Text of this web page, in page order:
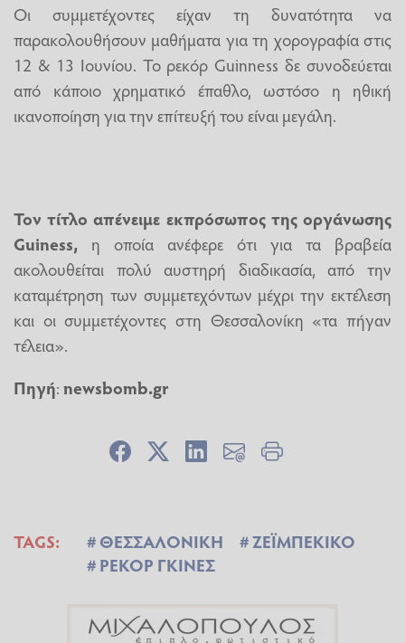
Οι συμμετέχοντες είχαν τη δυνατότητα να
παρακολουθήσουν μαθήματα για τη χορογραφία στις
12 & 13 Ιουνίου. Το ρεκόρ Guinness δε συνοδεύεται
από κάποιο χρηματικό έπαθλο, ωστόσο η ηθική
ικανοποίηση για την επίτευξή του είναι μεγάλη.
Τον τίτλο απένειμε εκπρόσωπος της οργάνωσης
Guiness, η οποία ανέφερε ότι για τα βραβεία
ακολουθείται πολύ αυστηρή διαδικασία, από την
καταμέτρηση των συμμετεχόντων μέχρι την εκτέλεση
και οι συμμετέχοντες στη Θεσσαλονίκη «τα πήγαν
τέλεια».
Πηγή:newsbomb.gr
TAGS: ΘΕΣΣΑΛΟΝΙΚΗ
ΖΕΪΜΠΕΚΙΚΟ
ΡΕΚΟΡ ΓΚΙΝΕΣ